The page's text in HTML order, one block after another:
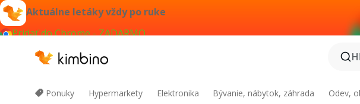
Aktuálne letáky vždy po ruke
Pridať do Chrome - ZADARMO
Ponuky Hypermarkety Elektronika Bývanie, nábytok, záhrada Odev,